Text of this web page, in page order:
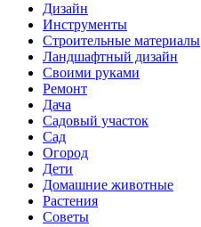
Дизайн
Инструменты
Строительные материалы
Ландшафтный дизайн
Своими руками
Ремонт
Дача
Садовый участок
Сад
Огород
Дети
Домашние животные
Растения
Советы